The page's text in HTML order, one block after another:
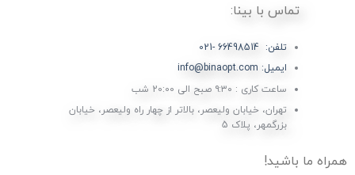
تماس با بینا:
تلفن: 66498514 -021
ایمیل: info@binaopt.com
ساعت کاری : ۹:۳۰ صبح الی 20:00 شب
تهران، خیابان ولیعصر، بالاتر از چهار راه ولیعصر، خیابان
بزرگمهر، پلاک 5
همراه ما باشید!